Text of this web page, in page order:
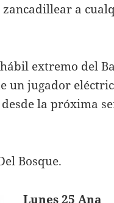
a
extremo del
un jugador
la próxima
Bosque.
Lunes 25 Ana